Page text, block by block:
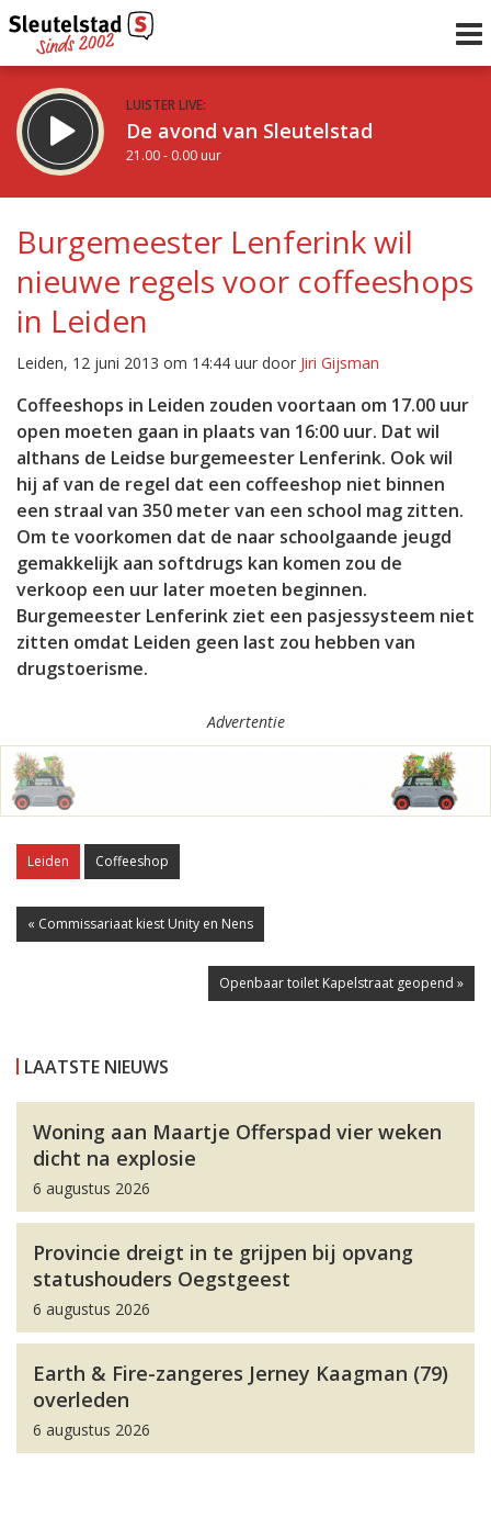
LUISTER LIVE:
De avond van Sleutelstad
21.00 - 0.00 uur
De nacht van Sleutelstad
0.00 - 6.00 uur
Vorig uur
uur 1 van 0 Volgend uur
Inklappen
Burgemeester Lenferink wil
nieuwe regels voor coffeeshops
in Leiden
Leiden, 12 juni 2013 om 14:44 uur door Jiri Gijsman
Coffeeshops in Leiden zouden voortaan om 17.00 uur
open moeten gaan in plaats van 16:00 uur. Dat wil
althans de Leidse burgemeester Lenferink. Ook wil
hij af van de regel dat een coffeeshop niet binnen
een straal van 350 meter van een school mag zitten.
Om te voorkomen dat de naar schoolgaande jeugd
gemakkelijk aan softdrugs kan komen zou de
verkoop een uur later moeten beginnen.
Burgemeester Lenferink ziet een pasjessysteem niet
zitten omdat Leiden geen last zou hebben van
drugstoerisme.
Advertentie
Leiden Coffeeshop
« Commissariaat kiest Unity en Nens
Openbaar toilet Kapelstraat geopend »
LAATSTE NIEUWS
Woning aan Maartje Offerspad vier weken
dicht na explosie
6 augustus 2026
Provincie dreigt in te grijpen bij opvang
statushouders Oegstgeest
6 augustus 2026
Earth & Fire-zangeres Jerney Kaagman (79)
overleden
6 augustus 2026